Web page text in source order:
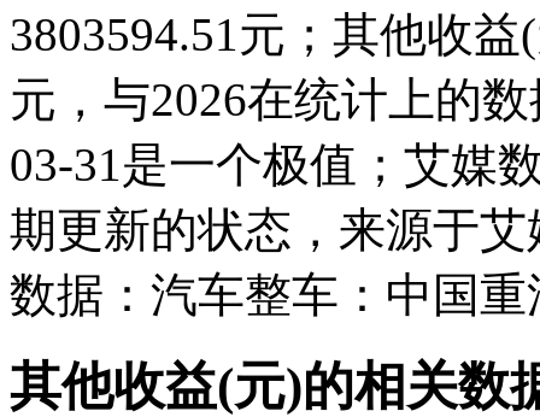
3803594.51元；其他收益
元，与2026在统计上的
03-31是一个极值；艾媒
期更新的状态，来源于
数据：汽车整车：中国
其他收益(元)的相关数